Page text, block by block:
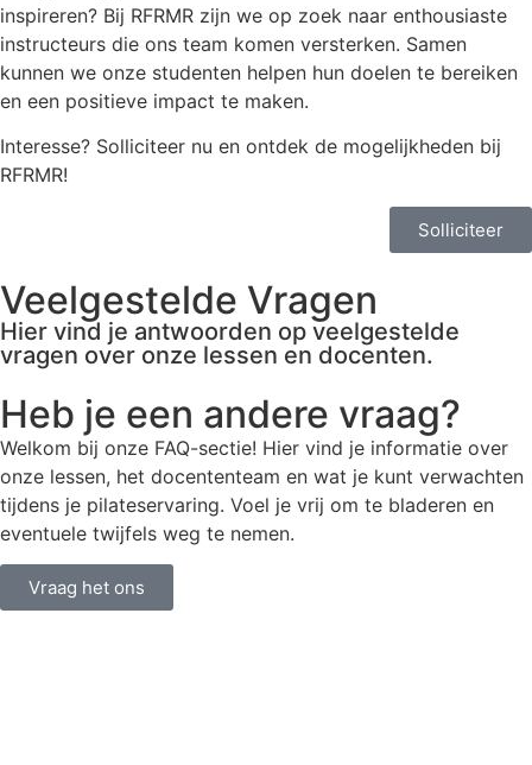
inspireren? Bij RFRMR zijn we op zoek naar enthousiaste
instructeurs die ons team komen versterken. Samen
kunnen we onze studenten helpen hun doelen te bereiken
en een positieve impact te maken.
Interesse? Solliciteer nu en ontdek de mogelijkheden bij
RFRMR!
Solliciteer
Veelgestelde Vragen
Hier vind je antwoorden op veelgestelde
vragen over onze lessen en docenten.
Heb je een andere vraag?
Welkom bij onze FAQ-sectie! Hier vind je informatie over
onze lessen, het docententeam en wat je kunt verwachten
tijdens je pilateservaring. Voel je vrij om te bladeren en
eventuele twijfels weg te nemen.
Vraag het ons